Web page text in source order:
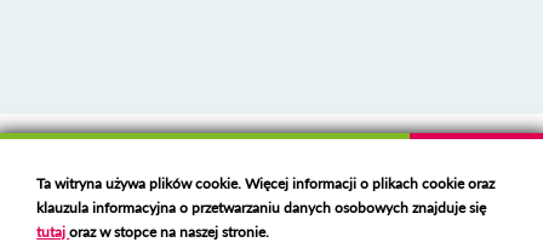
Deklaracja dostępności
Polski serwer RBLhttps://polspam.pl/
Ta witryna używa plików cookie. Więcej informacji o plikach cookie oraz
klauzula informacyjna o przetwarzaniu danych osobowych znajduje się
tutajoraz w stopce na naszej stronie.